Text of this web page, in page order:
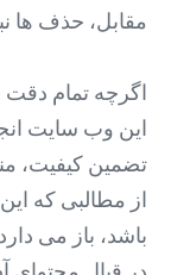
مقابل، حذف ها
اگرچه تمام دقت
این وب سایت
تضمین کیفیت،
از مطالبی که